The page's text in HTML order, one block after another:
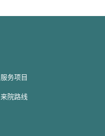
服务项目
来院路线